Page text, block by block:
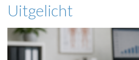
Uitgelicht